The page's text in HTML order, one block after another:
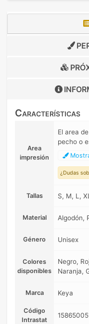
Características
Area
impresión
El area
pecho o
¿Dudas
Tallas S, M, L,
Material Algodón,
Género Unisex
Colores
disponibles
Negro,
Naranja,
Marca Keya
Código
Intrastat